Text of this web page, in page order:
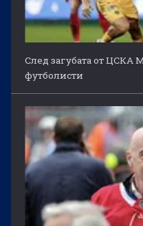
След загубата от ЦСКА
футболисти